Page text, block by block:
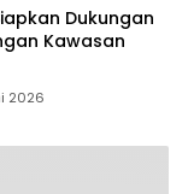
Dukungan
Kawasan
2026